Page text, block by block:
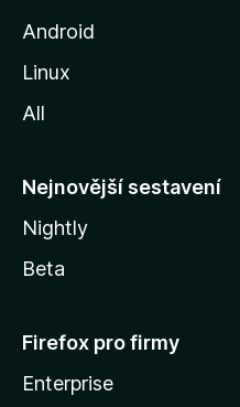
o
l
y
Android
Linux
All
Nejnovější sestavení
Nightly
Beta
Firefox pro firmy
Enterprise